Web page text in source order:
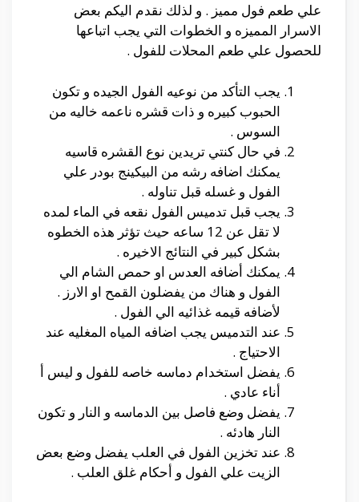
علي طعم فول مميز . و لذلك نقدم اليكم بعض
الاسرار المميزه و الخطوات التي يجب اتباعها
للحصول علي طعم المحلات للفول .
يجب التأكد من نوعيه الفول الجيده و تكون
الحبوب كبيره و ذات قشره ناعمه خاليه من
السوس .
في حال كنتي تريدين نوع القشره قاسيه
يمكنك اضافه رشه من البيكينج بودر علي
الفول و غسله قبل تناوله .
يجب قبل تدميس الفول نقعه في الماء لمده
لا تقل عن 12 ساعه حيث تؤثر هذه الخطوه
بشكل كبير في النتائج الاخيره .
يمكنك أضافه العدس او حمص الشام الي
الفول و هناك من يفضلون القمح او الارز .
لأضافه قيمه غذائيه الي الفول .
عند التدميس يجب اضافه المياه المغليه عند
الاحتياج .
يفضل استخدام دماسه خاصه للفول و ليس أ
أناء عادي .
يفضل وضع فاصل بين الدماسه و النار و تكون
النار هادئه .
عند تخزين الفول في العلب يفضل وضع بعض
الزيت علي الفول و أحكام غلق العلب .